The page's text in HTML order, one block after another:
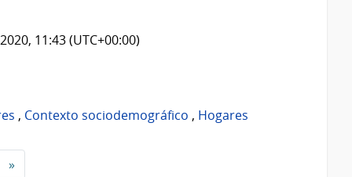
11:43 (UTC+00:00)
, Contexto sociodemográfico , Hogares
»